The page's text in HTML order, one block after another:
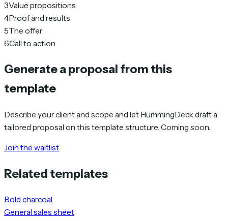
3Value propositions
4Proof and results
5The offer
6Call to action
Generate a proposal from this
template
Describe your client and scope and let HummingDeck draft a
tailored proposal on this template structure. Coming soon.
Join the waitlist
Related templates
Bold charcoal
General sales sheet